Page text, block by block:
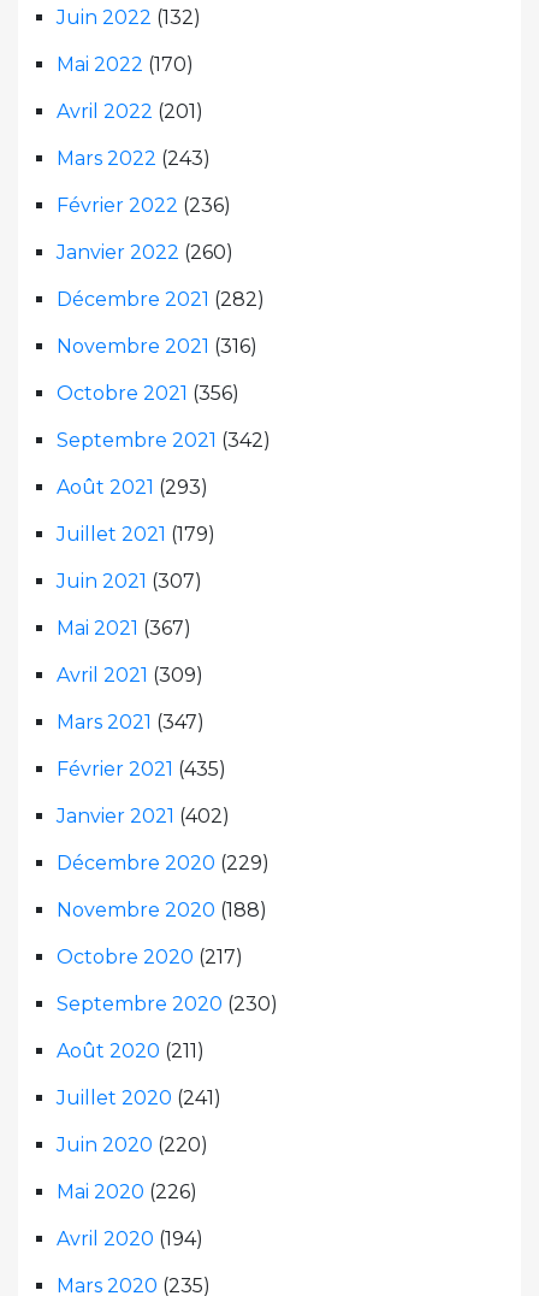
Juin 2022 (132)
Mai 2022 (170)
Avril 2022 (201)
Mars 2022 (243)
Février 2022 (236)
Janvier 2022 (260)
Décembre 2021 (282)
Novembre 2021 (316)
Octobre 2021 (356)
Septembre 2021 (342)
Août 2021 (293)
Juillet 2021 (179)
Juin 2021 (307)
Mai 2021 (367)
Avril 2021 (309)
Mars 2021 (347)
Février 2021 (435)
Janvier 2021 (402)
Décembre 2020 (229)
Novembre 2020 (188)
Octobre 2020 (217)
Septembre 2020 (230)
Août 2020 (211)
Juillet 2020 (241)
Juin 2020 (220)
Mai 2020 (226)
Avril 2020 (194)
Mars 2020 (235)